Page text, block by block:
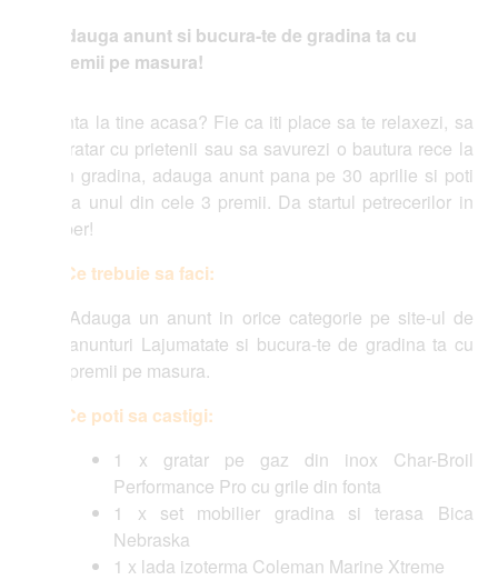
anunt si bucura-te de gradina ta cu
pe masura!
la tine acasa? Fie ca iti place sa te relaxezi, sa
cu prietenii sau sa savurezi o bautura rece la
gradina, adauga anunt pana pe 30 aprilie si poti
unul din cele 3 premii. Da startul petrecerilor in
trebuie sa faci:
un anunt in orice categorie pe site-ul de
Lajumatate si bucura-te de gradina ta cu
pe masura.
poti sa castigi:
1 x gratar pe gaz din inox Char-Broil
Performance Pro cu grile din fonta
1 x set mobilier gradina si terasa Bica
Nebraska
1 x lada izoterma Coleman Marine Xtreme